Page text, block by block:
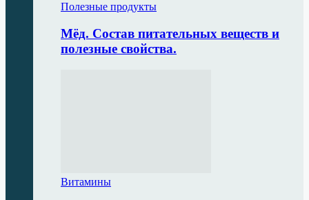
Полезные продукты
Мёд. Состав питательных веществ и
полезные свойства.
Витамины